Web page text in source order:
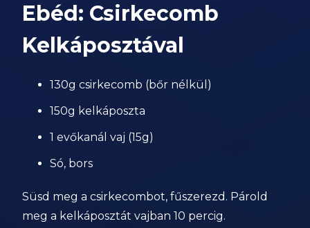
Ebéd: Csirkecomb
Kelkáposztával
130g csirkecomb (bőr nélkül)
150g kelkáposzta
1 evőkanál vaj (15g)
Só, bors
Süsd meg a csirkecombot, fűszerezd. Párold
meg a kelkáposztát vajban 10 percig.